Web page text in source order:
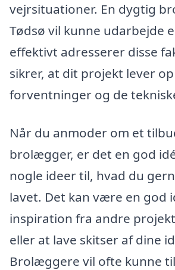
vejrsituationer. En dygtig
Tødsø vil kunne udarbejde
effektivt adresserer disse
sikrer, at dit projekt lever
forventninger og de
Når du anmoder om et
brolægger, er det en god
nogle ideer til, hvad du
lavet. Det kan være en god
inspiration fra andre
eller at lave skitser af dine
Brolæggere vil ofte kunne